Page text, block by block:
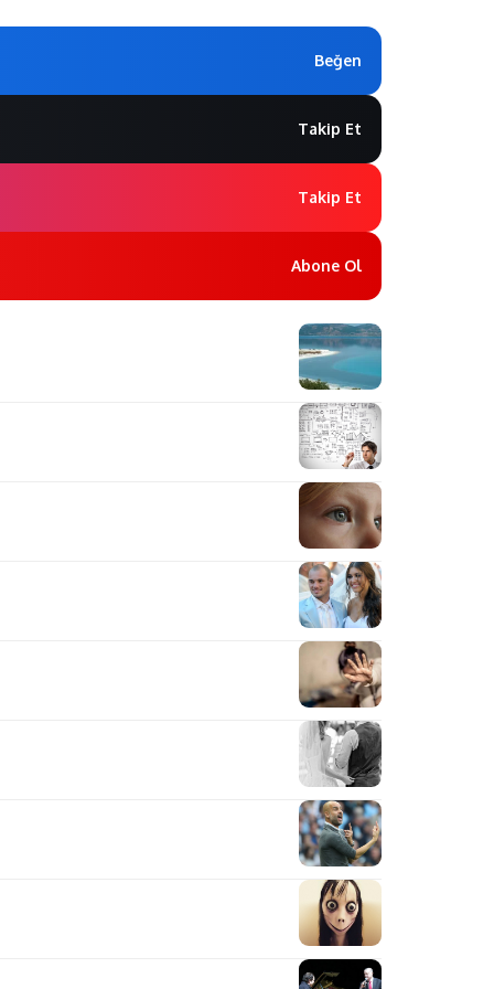
Beğen
Takip Et
Takip Et
Abone Ol